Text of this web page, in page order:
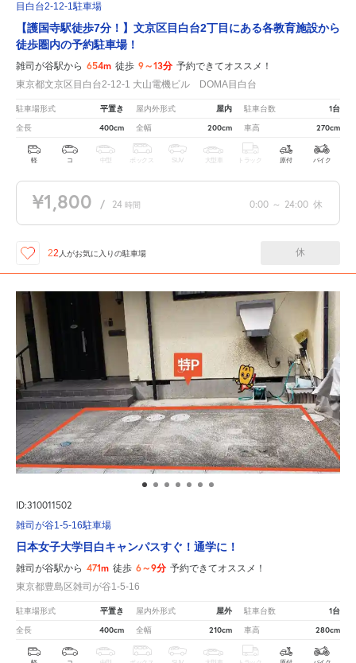
目白台2-12-1駐車場
【護国寺駅徒歩7分！】文京区目白台2丁目にある各教育施設から
徒歩圏内の予約駐車場！
雑司が谷駅から 654m 徒歩 9～13分 予約できてオススメ！
東京都文京区目白台2-12-1 大山電機ビル DOMA目白台
駐車場形式 平置き 屋内外形式 屋内 駐車台数 1台
全長 400cm 全幅 200cm 車高 270cm
軽 コ 中型 ボックス SUV 大型車 トラック 原付 バイク
¥1,800 / 24 時間 0:00 ～ 24:00 休
22 人がお気に入りの駐車場 休
ID:310011502
雑司が谷1-5-16駐車場
日本女子大学目白キャンパスすぐ！通学に！
雑司が谷駅から 471m 徒歩 6～9分 予約できてオススメ！
東京都豊島区雑司が谷1-5-16
駐車場形式 平置き 屋内外形式 屋外 駐車台数 1台
全長 400cm 全幅 210cm 車高 280cm